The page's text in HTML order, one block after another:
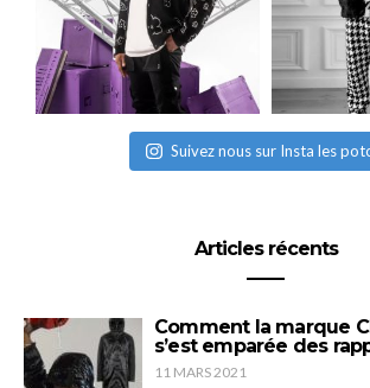
Suivez nous sur Insta les
Articles récents
Comment la marque
s’est emparée des
11 MARS 2021